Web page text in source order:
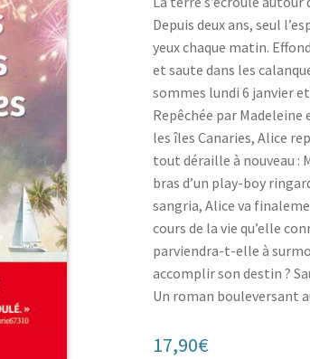
Depuis deux ans, seul
yeux chaque matin.
et saute dans les
sommes lundi 6 janvier
Repêchée par
les îles Canaries, Alice
tout déraille à nouveau :
bras d’un play-boy
sangria, Alice va
cours de la vie qu’elle
parviendra-t-elle à
accomplir son destin ?
Un roman bouleversant
17,90€